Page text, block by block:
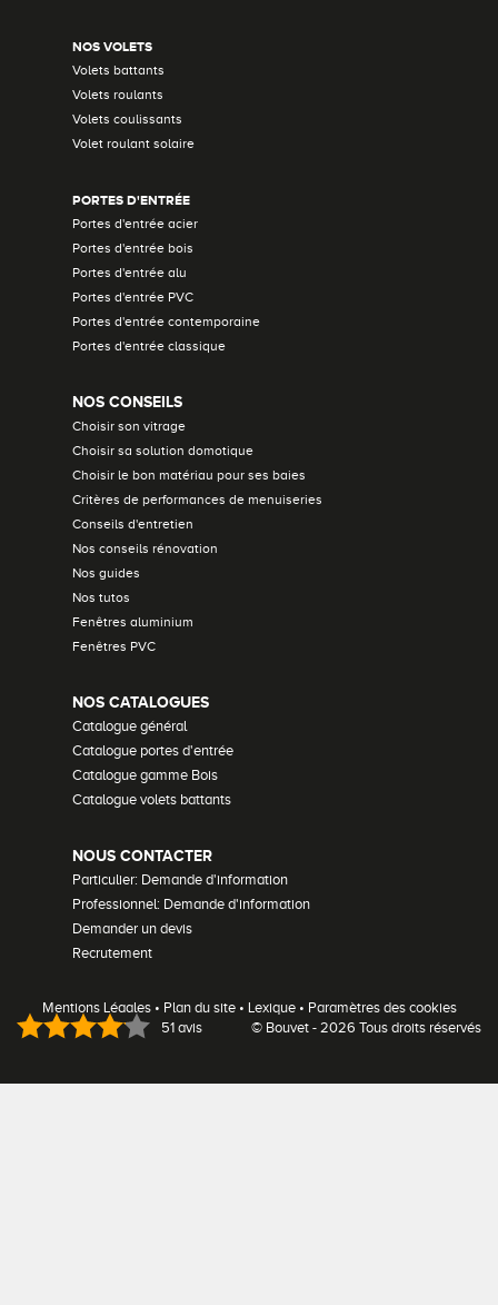
NOS VOLETS
Volets battants
Volets roulants
Volets coulissants
Volet roulant solaire
PORTES D'ENTRÉE
Portes d'entrée acier
Portes d'entrée bois
Portes d'entrée alu
Portes d'entrée PVC
Portes d'entrée contemporaine
Portes d'entrée classique
NOS CONSEILS
Choisir son vitrage
Choisir sa solution domotique
Choisir le bon matériau pour ses baies
Critères de performances de menuiseries
Conseils d'entretien
Nos conseils rénovation
Nos guides
Nos tutos
Fenêtres aluminium
Fenêtres PVC
NOS CATALOGUES
Catalogue général
Catalogue portes d'entrée
Catalogue gamme Bois
Catalogue volets battants
NOUS CONTACTER
Particulier: Demande d'information
Professionnel: Demande d'information
Demander un devis
Recrutement
Mentions Légales• Plan du site• Lexique• Paramètres des cookies
51 avis
© Bouvet - 2026 Tous droits réservés